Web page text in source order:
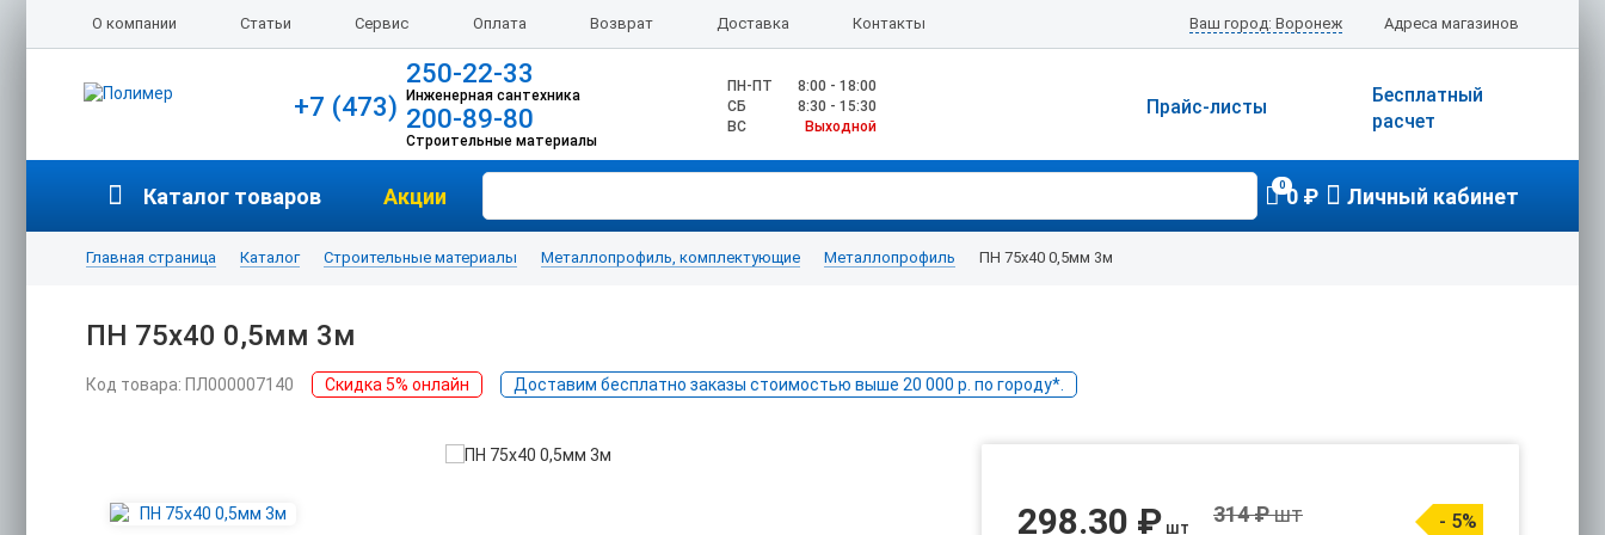
О компании Статьи Сервис Оплата Возврат Доставка Контакты Адреса магазинов
Ваш город: Воронеж
+7 (473)
250-22-33
Инженерная сантехника
200-89-80
Строительные материалы
ПН-ПТ
8:00 - 18:00
CБ
8:30 - 15:30
ВС
Выходной
Бесплатный
расчет
Прайс-листы
Каталог товаров Акции 00 ₽ Личный кабинет
Главная страница Каталог Строительные материалы Металлопрофиль, комплектующие Металлопрофиль ПН 75х40 0,5мм 3м
ПН 75х40 0,5мм 3м
Код товара: ПЛ000007140 Скидка 5% онлайн Доставим бесплатно заказы стоимостью выше 20 000 р. по городу*.
298.30 ₽ шт
314 ₽шт - 5%